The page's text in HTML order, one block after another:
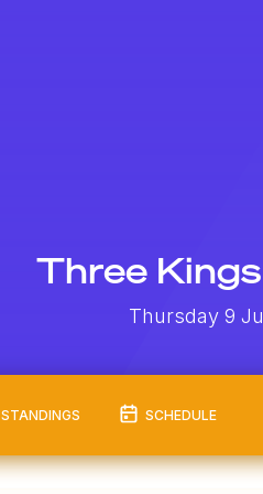
Three
Thursday 9
STANDINGS SCHEDULE